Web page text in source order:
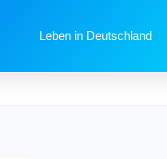
Leben in Deutschland